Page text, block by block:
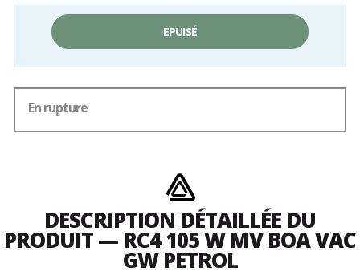
EPUISÉ
En rupture
DESCRIPTION DÉTAILLÉE DU
PRODUIT — RC4 105 W MV BOA VAC
GW PETROL